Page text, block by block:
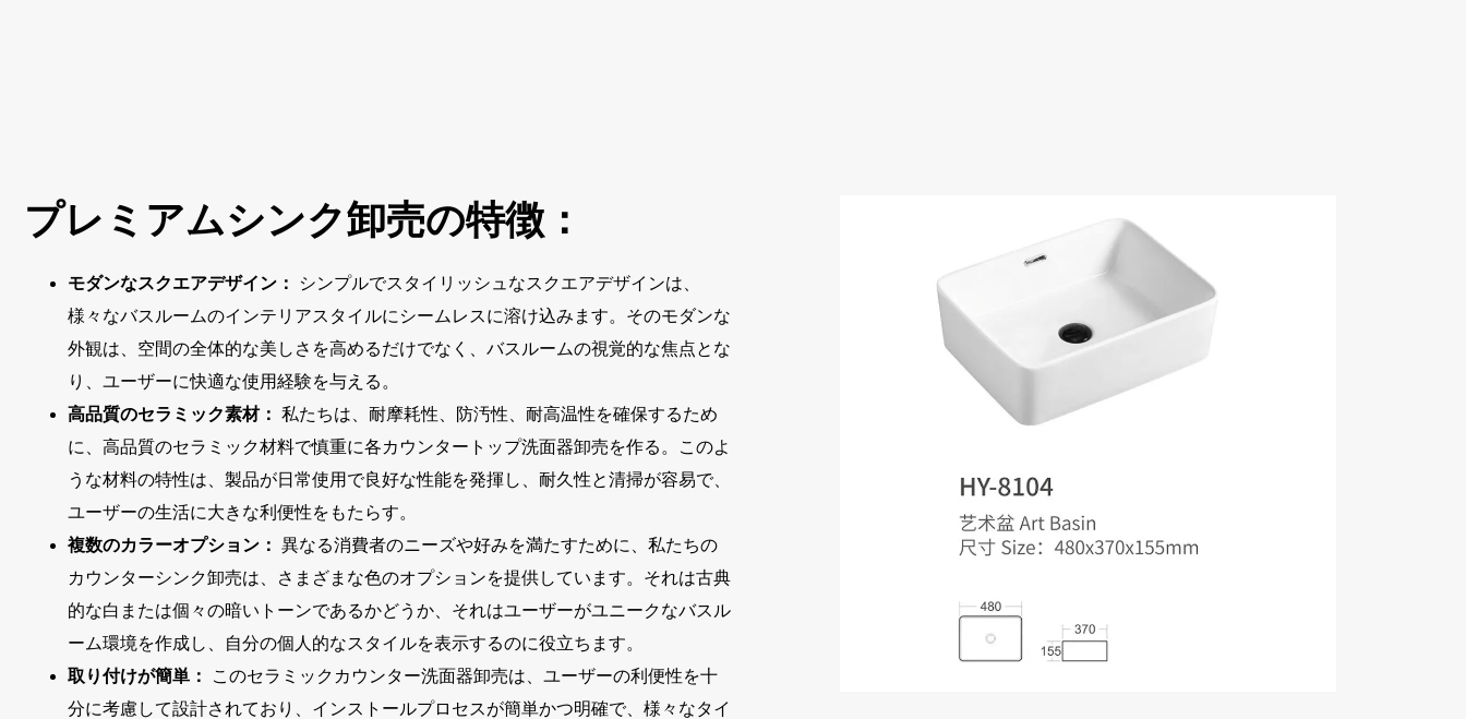
プレミアムシンク卸売の特徴：
モダンなスクエアデザイン：
シンプルでスタイリッシュなスクエアデザインは、
様々なバスルームのインテリアスタイルにシームレスに溶け込みます。そのモダンな
外観は、空間の全体的な美しさを高めるだけでなく、バスルームの視覚的な焦点とな
り、ユーザーに快適な使用経験を与える。
高品質のセラミック素材： 私たちは、耐摩耗性、防汚性、耐高温性を確保するため
に、高品質のセラミック材料で慎重に各カウンタートップ洗面器卸売を作る。このよ
うな材料の特性は、製品が日常使用で良好な性能を発揮し、耐久性と清掃が容易で、
ユーザーの生活に大きな利便性をもたらす。
複数のカラーオプション： 異なる消費者のニーズや好みを満たすために、私たちの
カウンターシンク卸売は、さまざまな色のオプションを提供しています。それは古典
的な白または個々の暗いトーンであるかどうか、それはユーザーがユニークなバスル
ーム環境を作成し、自分の個人的なスタイルを表示するのに役立ちます。
取り付けが簡単：
このセラミックカウンター洗面器卸売は、ユーザーの利便性を十
分に考慮して設計されており、インストールプロセスが簡単かつ明確で、様々なタイ